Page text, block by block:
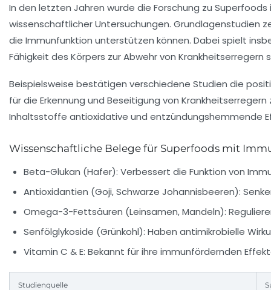
In den letzten Jahren wurde die Forschung zu
wissenschaftlicher Untersuchungen. Grundlagenstudien
die Immunfunktion unterstützen können. Dabei spielt
Fähigkeit des Körpers zur Abwehr von Krankheitserregern
Beispielsweise bestätigen verschiedene Studien die
für die Erkennung und Beseitigung von
Inhaltsstoffe antioxidative und entzündungshemmende
Wissenschaftliche Belege für Superfoods mit
Beta-Glukan (Hafer): Verbessert die Funktion von
Antioxidantien (Goji, Schwarze Johannisbeeren):
Omega-3-Fettsäuren (Leinsamen, Mandeln):
Senfölglykoside (Grünkohl): Haben antimikrobielle
Vitamin C & E: Bekannt für ihre immunfördernden
Studienquelle